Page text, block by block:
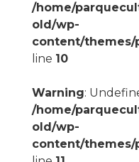
/home/
old/wp-
content/themes/
line 10
Warning:
/home/
old/wp-
content/themes/